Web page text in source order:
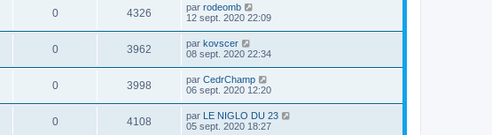
0 4326 par rodeomb
12 sept. 2020 22:09
0 3962 par kovscer
08 sept. 2020 22:34
0 3998 par CedrChamp
06 sept. 2020 12:20
0 4108 par LE NIGLO DU 23
05 sept. 2020 18:27